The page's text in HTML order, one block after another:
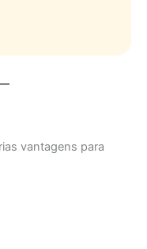
vantagens para